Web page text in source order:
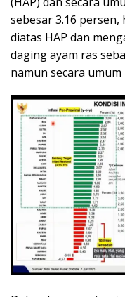
sebesar 3.16
diatas HAP dan
daging ayam ras
namun secara